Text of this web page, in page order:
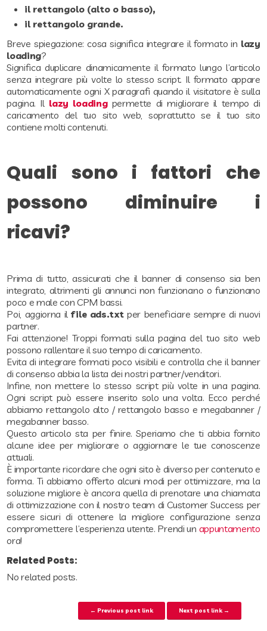
il rettangolo (alto o basso),
il rettangolo grande.
Breve spiegazione: cosa significa integrare il formato in lazy
loading?
Significa duplicare dinamicamente il formato lungo l’articolo
senza integrare più volte lo stesso script. Il formato appare
automaticamente ogni X paragrafi quando il visitatore è sulla
pagina. Il lazy loadingpermette di migliorare il tempo di
caricamento del tuo sito web, soprattutto se il tuo sito
contiene molti contenuti.
Quali sono i fattori che
possono diminuire i
ricavi?
Prima di tutto, assicurati che il banner di consenso sia ben
integrato, altrimenti gli annunci non funzionano o funzionano
poco e male con CPM bassi.
Poi, aggiorna ilfile ads.txtper beneficiare sempre di nuovi
partner.
Fai attenzione! Troppi formati sulla pagina del tuo sito web
possono rallentare il suo tempo di caricamento.
Evita di integrare formati poco visibili e controlla che il banner
di consenso abbia la lista dei nostri partner/venditori.
Infine, non mettere lo stesso script più volte in una pagina.
Ogni script può essere inserito solo una volta. Ecco perché
abbiamo rettangolo alto / rettangolo basso e megabanner /
megabanner basso.
Questo articolo sta per finire. Speriamo che ti abbia fornito
alcune idee per migliorare o aggiornare le tue conoscenze
attuali.
È importante ricordare che ogni sito è diverso per contenuto e
forma. Ti abbiamo offerto alcuni modi per ottimizzare, ma la
soluzione migliore è ancora quella di prenotare una chiamata
di ottimizzazione con il nostro team di Customer Success per
essere sicuri di ottenere la migliore configurazione senza
compromettere l’esperienza utente. Prendi un appuntamento
ora!
Related Posts:
No related posts.
Navigazione articoli
← Previous post link Next post link →